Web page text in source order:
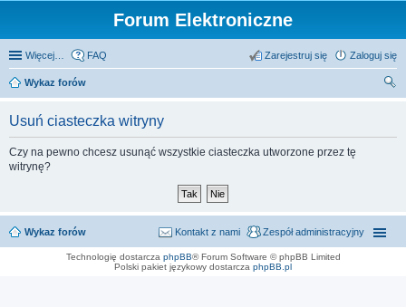
Forum Elektroniczne
Więcej… FAQ Zaloguj się
Zarejestruj się
Wykaz forów
Usuń ciasteczka witryny
Czy na pewno chcesz usunąć wszystkie ciasteczka utworzone przez tę
witrynę?
Wykaz forów Zespół administracyjny
Kontakt z nami
Technologię dostarcza phpBB® Forum Software © phpBB Limited
Polski pakiet językowy dostarcza phpBB.pl